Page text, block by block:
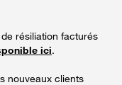
résiliation facturés
ici.
nouveaux clients